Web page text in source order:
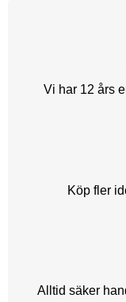
Vi har 12 års
Köp fler
Alltid säker